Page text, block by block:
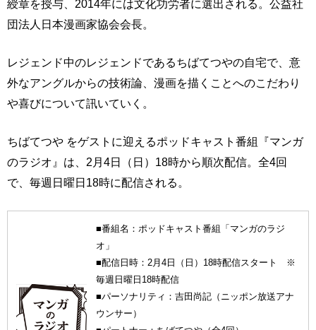
綬章を授与、2014年には文化功労者に選出される。公益社
団法人日本漫画家協会会長。
レジェンド中のレジェンドであるちばてつやの自宅で、意
外なアングルからの技術論、漫画を描くことへのこだわり
や喜びについて訊いていく。
ちばてつや をゲストに迎えるポッドキャスト番組『マンガ
のラジオ』は、2月4日（日）18時から順次配信。全4回
で、毎週日曜日18時に配信される。
■番組名：ポッドキャスト番組「マンガのラジ
オ」
■配信日時：2月4日（日）18時配信スタート ※
毎週日曜日18時配信
■パーソナリティ：吉田尚記（ニッポン放送アナ
ウンサー）